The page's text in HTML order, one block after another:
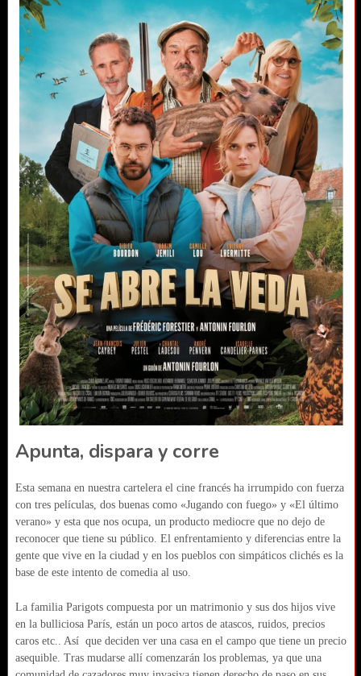
Apunta, dispara y corre
Esta semana en nuestra cartelera el cine francés ha irrumpido con fuerza
con tres películas, dos buenas como «Jugando con fuego» y «El último
verano» y esta que nos ocupa, un producto mediocre que no dejo de
reconocer que tiene su público. El enfrentamiento y diferencias entre la
gente que vive en la ciudad y en los pueblos con simpáticos clichés es la
base de este intento de comedia al uso.
La familia Parigots compuesta por un matrimonio y sus dos hijos vive
en la bulliciosa París, están un poco artos de atascos, ruidos, precios
caros etc.. Así que deciden ver una casa en el campo que tiene un precio
asequible. Tras mudarse allí comenzarán los problemas, ya que una